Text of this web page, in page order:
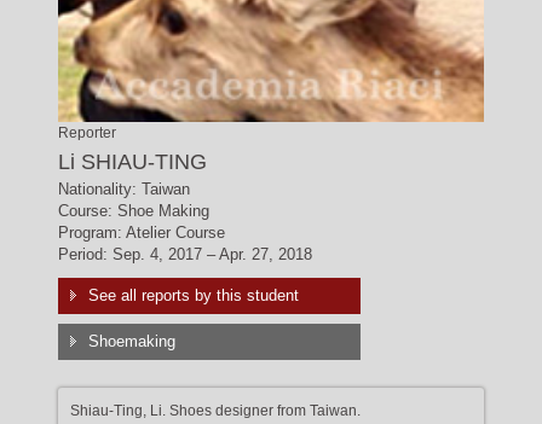
Reporter
Li SHIAU-TING
Nationality: Taiwan
Course: Shoe Making
Program: Atelier Course
Period: Sep. 4, 2017 – Apr. 27, 2018
See all reports by this student
Shoemaking
Shiau-Ting, Li. Shoes designer from Taiwan.